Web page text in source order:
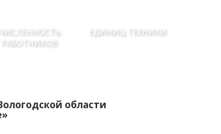
ЧИСЛЕННОСТЬ
РАБОТНИКОВ
ЕДИНИЦ ТЕХНИКИ
области